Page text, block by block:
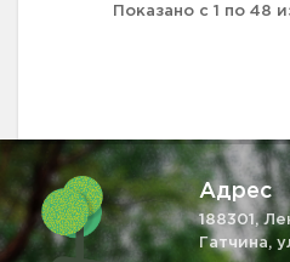
Показано с 1 по 48
Адрес
188301,
Гатчина,